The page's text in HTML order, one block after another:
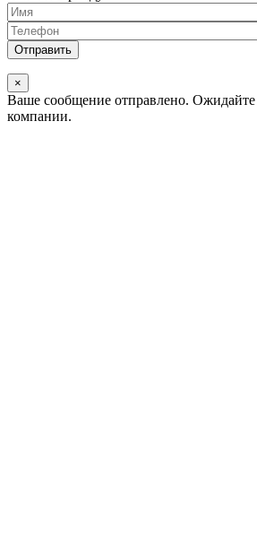
×
Ваше сообщение отправлено. Ожидайте
компании.